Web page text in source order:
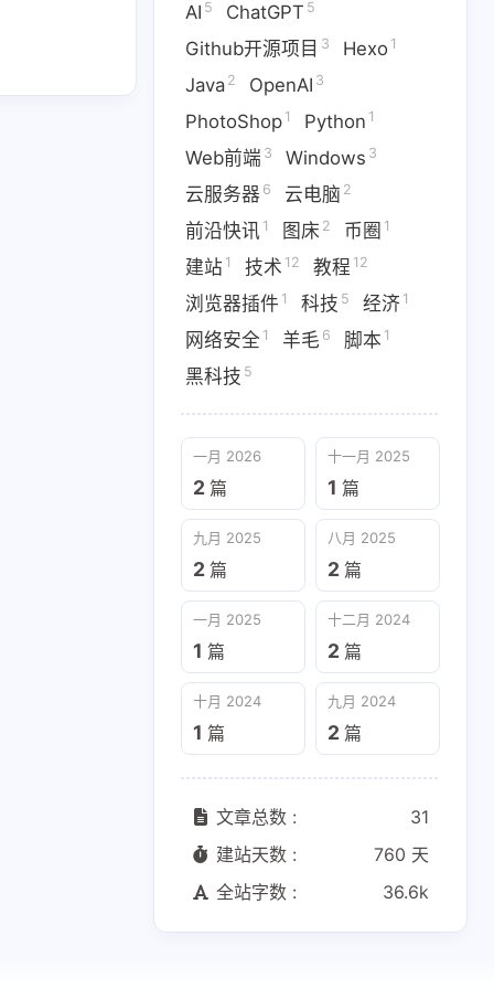
OpenAI3
浏览器插件1
八月 2025
2 篇
九月 2024
2 篇
AI 5 ChatGPT 5
Github开源项目 3 Hexo 1
Java 2 OpenAI 3
PhotoShop 1 Python 1
Web前端 3 Windows 3
云服务器 6 云电脑 2
前沿快讯 1 图床 2 币圈 1
建站 1 技术 12 教程 12
浏览器插件 1 科技 5 经济 1
网络安全 1 羊毛 6 脚本 1
黑科技 5
一月 2026
2 篇
十一月 2025
1 篇
九月 2025
2 篇
八月 2025
2 篇
一月 2025
1 篇
十二月 2024
2 篇
十月 2024
1 篇
九月 2024
2 篇
文章总数 :
31
建站天数 :
760 天
全站字数 :
36.6k